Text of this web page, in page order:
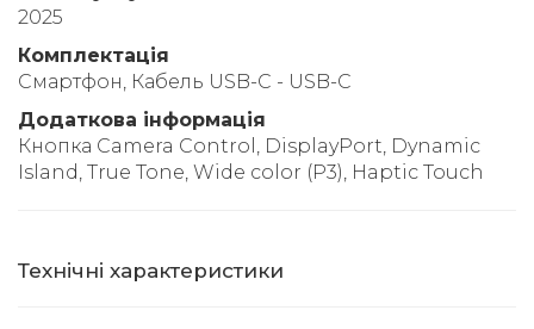
2025
Комплектація
Смартфон, Кабель USB-C - USB-C
Додаткова інформація
Кнопка Camera Control, DisplayPort, Dynamic
Island, True Tone, Wide color (P3), Haptic Touch
Технічні характеристики